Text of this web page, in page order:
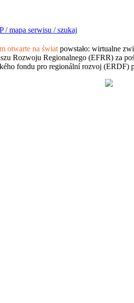
/mapa serwisu /szukaj
otwarte na świat powstało: wirtualne
Rozwoju Regionalnego (EFRR) za
fondu pro regionální rozvoj (ERDF)